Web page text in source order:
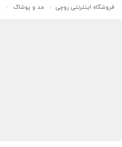
فروشگاه اینترنتی روچی / مد و پوشاک /